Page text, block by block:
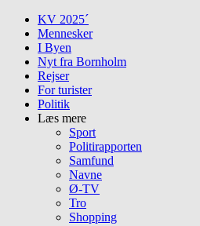
Skip
content
KV 2025´
Mennesker
I Byen
Nyt fra Bornholm
Rejser
For turister
Politik
Læs mere
Sport
Politirapporten
Samfund
Navne
Ø-TV
Tro
Shopping